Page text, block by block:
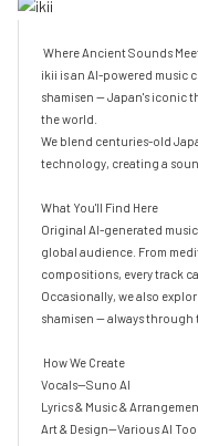
ikii is an AI-powered
shamisen — Japan's iconic
the world.
We blend centuries-old
technology, creating a
What You'll Find Here
Original AI-generated
global audience. From
compositions, every track
Occasionally, we also
shamisen — always through
Vocals—Suno AI
Lyrics & Music &
Art & Design—Various AI